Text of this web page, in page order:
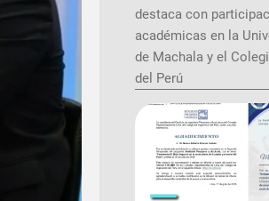
destaca con
académicas en la
de Machala y el
del Perú